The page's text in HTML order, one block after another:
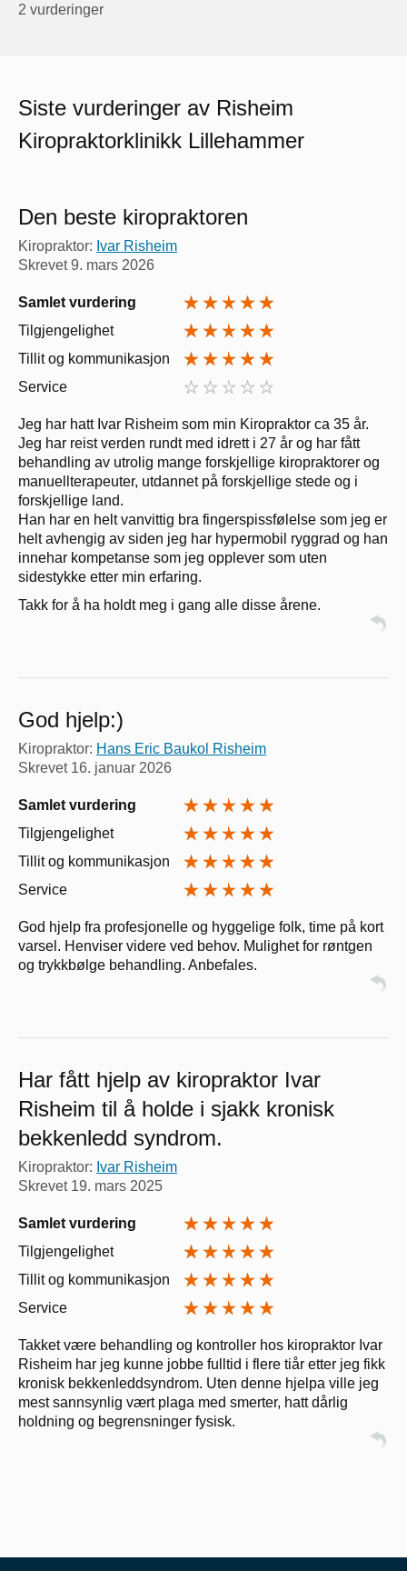
2 vurderinger
Siste vurderinger av Risheim
Kiropraktorklinikk Lillehammer
Den beste kiropraktoren
Kiropraktor: Ivar Risheim
Skrevet9. mars 2026
Samlet vurdering
Tilgjengelighet
Tillit og kommunikasjon
Service
Jeg har hatt Ivar Risheim som min Kiropraktor ca 35 år.
Jeg har reist verden rundt med idrett i 27 år og har fått
behandling av utrolig mange forskjellige kiropraktorer og
manuellterapeuter, utdannet på forskjellige stede og i
forskjellige land.
Han har en helt vanvittig bra fingerspissfølelse som jeg er
helt avhengig av siden jeg har hypermobil ryggrad og han
innehar kompetanse som jeg opplever som uten
sidestykke etter min erfaring.
Takk for å ha holdt meg i gang alle disse årene.
God hjelp:)
Kiropraktor: Hans Eric Baukol Risheim
Skrevet 16. januar 2026
Samlet vurdering
Tilgjengelighet
Tillit og kommunikasjon
Service
God hjelp fra profesjonelle og hyggelige folk, time på kort
varsel. Henviser videre ved behov. Mulighet for røntgen
og trykkbølge behandling. Anbefales.
Har fått hjelp av kiropraktor Ivar
Risheim til å holde i sjakk kronisk
bekkenledd syndrom.
Kiropraktor: Ivar Risheim
Skrevet 19. mars 2025
Samlet vurdering
Tilgjengelighet
Tillit og kommunikasjon
Service
Takket være behandling og kontroller hos kiropraktor Ivar
Risheim har jeg kunne jobbe fulltid i flere tiår etter jeg fikk
kronisk bekkenleddsyndrom. Uten denne hjelpa ville jeg
mest sannsynlig vært plaga med smerter, hatt dårlig
holdning og begrensninger fysisk.